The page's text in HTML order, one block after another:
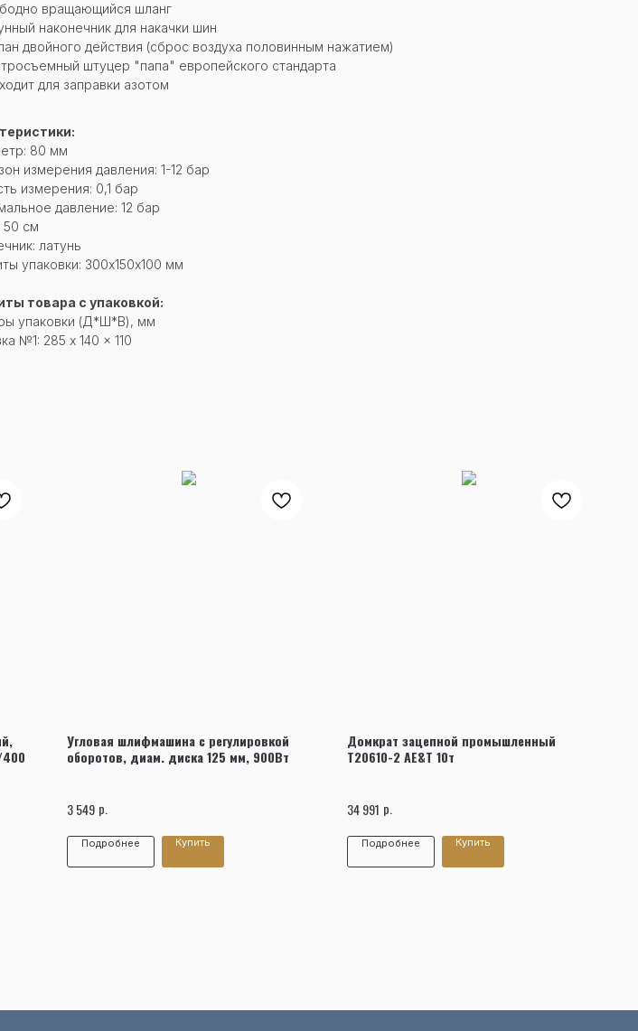
вращающийся шланг
наконечник для накачки шин
двойного действия (сброс воздуха половинным нажатием)
штуцер "папа" европейского стандарта
для заправки азотом
80 мм
измерения давления: 1-12 бар
измерения: 0,1 бар
давление: 12 бар
50 см
латунь
упаковки: 300х150х100 мм
товара с упаковкой:
упаковки (Д*Ш*В), мм
№1: 285 x 140 x 110
400
Угловая шлифмашина с регулировкой
оборотов, диам. диска 125 мм, 900Вт
3 549 р.
Подробнее Купить
Домкрат зацепной промышленный
T20610-2 AE&T 10т
34 991 р.
Подробнее Купить